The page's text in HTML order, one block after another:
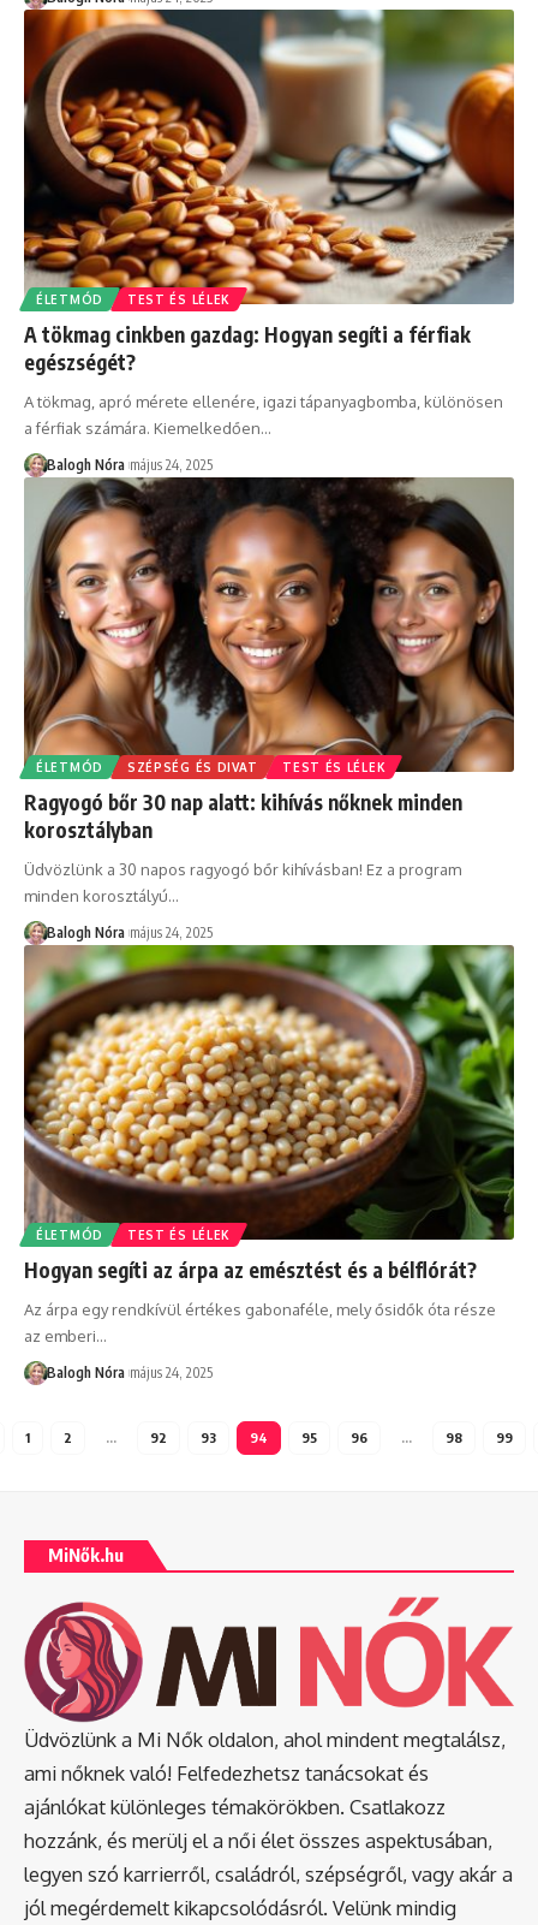
ÉLETMÓD TEST ÉS LÉLEK
A tökmag cinkben gazdag: Hogyan segíti a férfiak
egészségét?
A tökmag, apró mérete ellenére, igazi tápanyagbomba, különösen
a férfiak számára. Kiemelkedően…
Balogh Nóra május 24, 2025
ÉLETMÓD SZÉPSÉG ÉS DIVAT TEST ÉS LÉLEK
Ragyogó bőr 30 nap alatt: kihívás nőknek minden
korosztályban
Üdvözlünk a 30 napos ragyogó bőr kihívásban! Ez a program
minden korosztályú…
Balogh Nóra május 24, 2025
ÉLETMÓD TEST ÉS LÉLEK
Hogyan segíti az árpa az emésztést és a bélflórát?
Az árpa egy rendkívül értékes gabonaféle, mely ősidők óta része
az emberi…
Balogh Nóra május 24, 2025
1 2 … 92 93 94 95 96 … 98 99
MiNők.hu
Üdvözlünk a Mi Nők oldalon, ahol mindent megtalálsz,
ami nőknek való! Felfedezhetsz tanácsokat és
ajánlókat különleges témakörökben. Csatlakozz
hozzánk, és merülj el a női élet összes aspektusában,
legyen szó karrierről, családról, szépségről, vagy akár a
jól megérdemelt kikapcsolódásról. Velünk mindig